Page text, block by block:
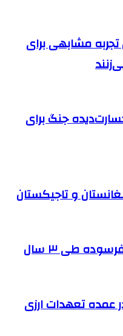
مشابهی برای
خسارت‌دیده جنگ برای
و تاجیکستان
عمده تعهدات ارزی